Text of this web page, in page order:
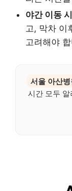
야간 이동
고, 막차 이
고려해야
서울 아산병
시간 모두